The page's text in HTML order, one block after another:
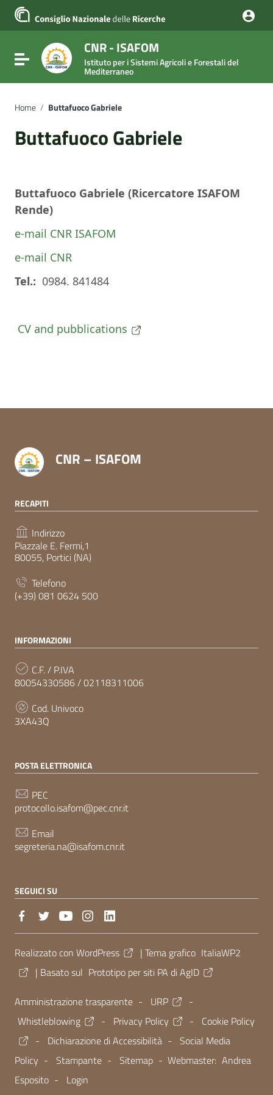
Vai ai contenuti
Vai al menu di navigazione
Vai al footer
Attiva / disattiva la navigazione
CNR - ISAFOM
Istituto per i Sistemi Agricoli e Forestali del
Mediterraneo
Home / Buttafuoco Gabriele
Buttafuoco Gabriele
Buttafuoco Gabriele (Ricercatore ISAFOM
Rende)
e-mail CNR ISAFOM
e-mail CNR
Tel.: 0984. 841484
CV and pubblications
CNR – ISAFOM
RECAPITI
Indirizzo
Piazzale E. Fermi,1
80055, Portici (NA)
Telefono
(+39) 081 0624 500
INFORMAZIONI
C.F. / P.IVA
80054330586 / 02118311006
Cod. Univoco
3XA43Q
POSTA ELETTRONICA
PEC
protocollo.isafom@pec.cnr.it
Email
segreteria.na@isafom.cnr.it
SEGUICI SU
Sezione Link Utili
Realizzato con WordPress | Tema grafico ItaliaWP2
| Basato sul Prototipo per siti PA di AgID
Amministrazione trasparente - URP
-
Whistleblowing
- Privacy Policy -
Cookie Policy
-
Dichiarazione di Accessibilità - Social Media
Policy - Stampante - Sitemap - Webmaster: Andrea
Esposito - Login